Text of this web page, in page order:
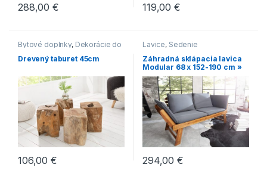
288,00€ 119,00€
Bytové doplnky, Dekorácie do
bytu
Naplavené drevo
Sedenie,
Drevený taburet 45cm
106,00€
Lavice, Sedenie
Záhradná sklápacia lavica
Modular 68 x 152-190 cm »
294,00€